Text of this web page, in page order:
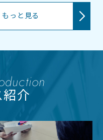
もっと見る
介